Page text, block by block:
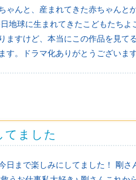
ゃんと、産まれてきた赤ちゃんと
地球に生まれてきたこどもたち
ますけど、本当にこの作品を見
す。ドラマ化ありがとうございま
てました
日まで楽しみにしてました！ 剛